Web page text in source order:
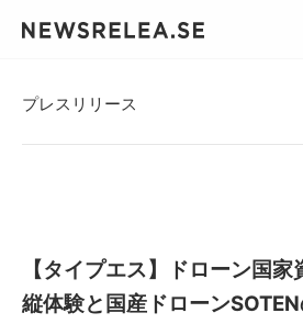
プレスリリース
【タイプエス】ドローン国
縦体験と国産ドローン